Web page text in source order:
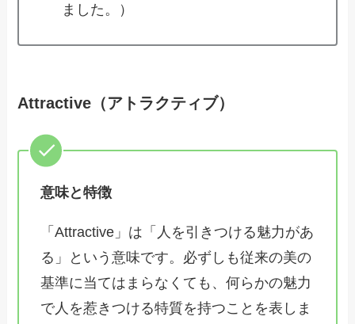
ました。）
Attractive（アトラクティブ）
意味と特徴
「Attractive」は「人を引きつける魅力があ
る」という意味です。必ずしも従来の美の
基準に当てはまらなくても、何らかの魅力
で人を惹きつける特質を持つことを表しま